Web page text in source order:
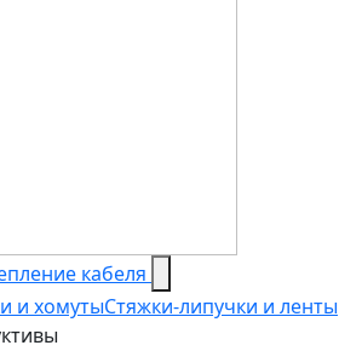
кабеля
и хомутыСтяжки-липучки и ленты